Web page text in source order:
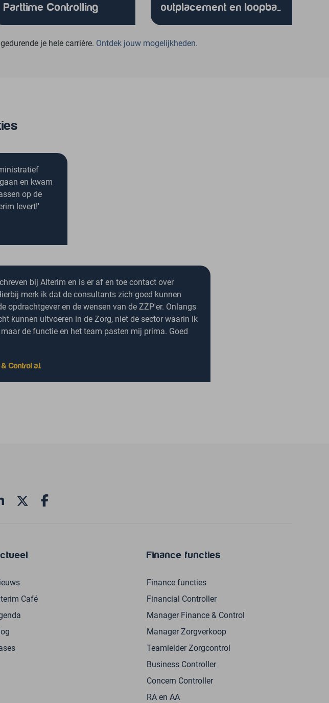
Parttime Controlling
het financiele management.
outplacement en loopbaancoaching
(nieuwe), energieke start in
je hele carrière. Ontdek jouw mogelijkheden.
en kwam
op de
levert!'
bij Alterim en is er af en toe contact over
merk ik dat de consultants zich goed kunnen
opdrachtgever en de wensen van de ZZP'er. Onlangs
kunnen uitvoeren in de Zorg, niet de sector waarin ik
de functie en het team pasten mij prima. Goed
Control a.i.
Café
Finance functies
Finance functies
Financial Controller
Manager Finance & Control
Manager Zorgverkoop
Teamleider Zorgcontrol
Business Controller
Concern Controller
RA en AA